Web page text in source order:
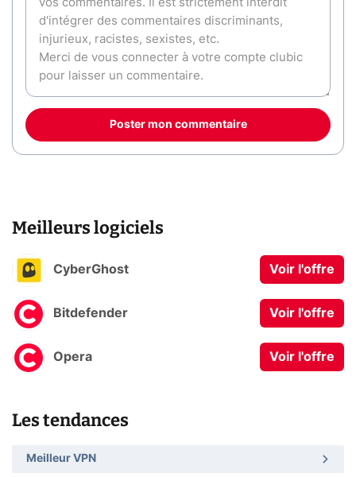
Poster mon commentaire
Meilleurs logiciels
CyberGhost Voir l'offre
Bitdefender Voir l'offre
Opera Voir l'offre
Les tendances
Meilleur VPN